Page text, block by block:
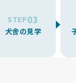
アを最優先に考
ています。これに
件とし、これら
ます。
す。異なる犬種
発生する可能性
ます。また、ミ
STEP03
犬舎の見学